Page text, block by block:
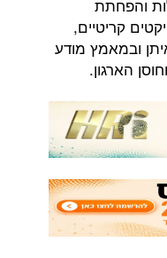
והפחתת
קריטיים,
ובמאמץ מודע
הארגון.